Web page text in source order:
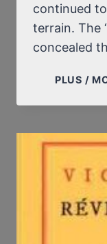
continued
terrain. The
concealed
PLUS /